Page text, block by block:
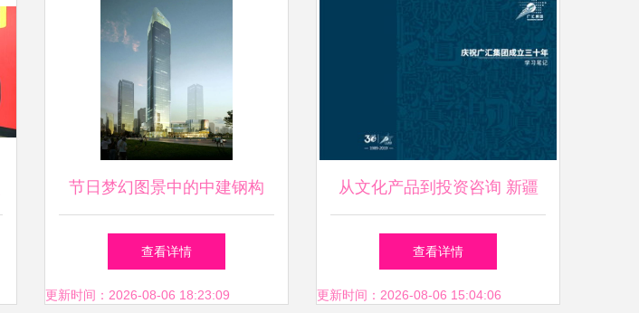
节日梦幻图景中的中建钢构
广州投资咨询的制造力量
查看详情
更新时间：2026-08-06 18:23:09
从文化产品到投资咨询 新疆
广汇实业投资集团的跨界布局
解析
查看详情
更新时间：2026-08-06 15:04:06